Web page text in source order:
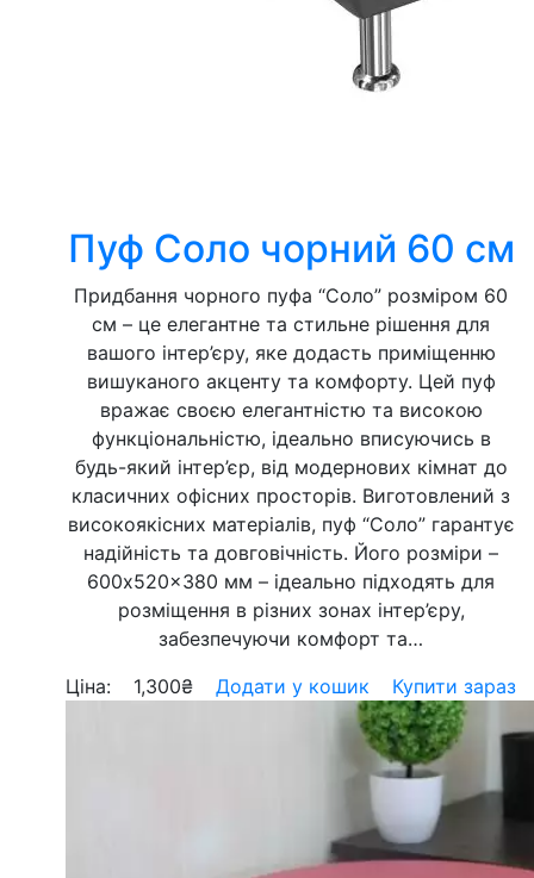
Пуф Соло чорний 60 см
Придбання чорного пуфа “Соло” розміром 60
см – це елегантне та стильне рішення для
вашого інтер’єру, яке додасть приміщенню
вишуканого акценту та комфорту. Цей пуф
вражає своєю елегантністю та високою
функціональністю, ідеально вписуючись в
будь-який інтер’єр, від модернових кімнат до
класичних офісних просторів. Виготовлений з
високоякісних матеріалів, пуф “Соло” гарантує
надійність та довговічність. Його розміри –
600x520x380 мм – ідеально підходять для
розміщення в різних зонах інтер’єру,
забезпечуючи комфорт та…
Ціна:
1,300₴ Додати у кошик Купити зараз